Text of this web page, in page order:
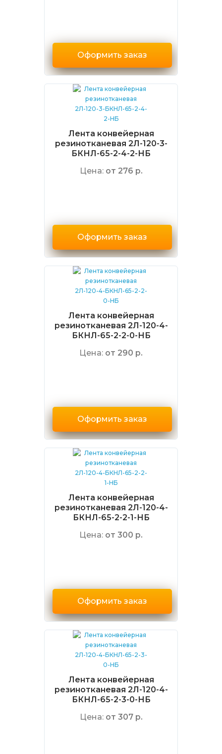
Оформить заказ
Лента конвейерная
резинотканевая 2Л-120-3-
БКНЛ-65-2-4-2-НБ
Цена: от 276 р.
Оформить заказ
Лента конвейерная
резинотканевая 2Л-120-4-
БКНЛ-65-2-2-0-НБ
Цена: от 290 р.
Оформить заказ
Лента конвейерная
резинотканевая 2Л-120-4-
БКНЛ-65-2-2-1-НБ
Цена: от 300 р.
Оформить заказ
Лента конвейерная
резинотканевая 2Л-120-4-
БКНЛ-65-2-3-0-НБ
Цена: от 307 р.